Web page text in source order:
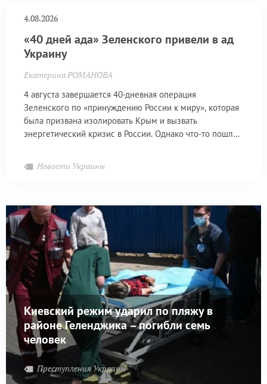
4.08.2026
«40 дней ада» Зеленского привели в ад
Украину
Екатерина РОМАНОВА
4 августа завершается 40-дневная операция
Зеленского по «принуждению России к миру», которая
была призвана изолировать Крым и вызвать
энергетический кризис в России. Однако что-то пошло
Новости Украины
Киевский режим ударил по пляжу в
районе Геленджика – погибли семь
человек
Преступления Украины